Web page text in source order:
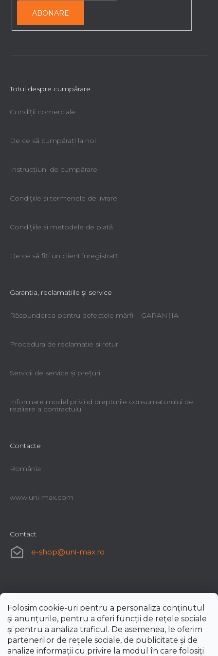
Folosim cookie-uri pentru a personaliza conținutul
și anunțurile, pentru a oferi funcții de rețele sociale
și pentru a analiza traficul. De asemenea, le oferim
partenerilor de rețele sociale, de publicitate și de
analize informații cu privire la modul în care folosiți
ABONARE
Totul despre cumpărare
Condiții comerciale
De ce să cumpăraţi la noi
Instrucțiuni de cumpărare
Condiţiile şi termenele de livrare
Condiţiile şi metodele de plată
De ce să fiţi un client înregistratţ
Garanţia, reclamaţiile şi service
Răspunderea pentru defectele mărfii - GARANŢIA
Procedura de reclamatie si retur
Servicii de service şi preţuri
Informare model privind drepturile consumatorului de
reziliere a contractului
Contacte
România
www.uni-max.com
Contact
e-shop@uni-max.ro